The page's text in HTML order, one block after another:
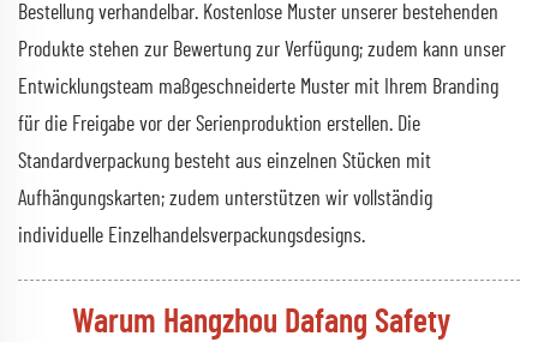
Bestellung verhandelbar. Kostenlose Muster unserer bestehenden
Produkte stehen zur Bewertung zur Verfügung; zudem kann unser
Entwicklungsteam maßgeschneiderte Muster mit Ihrem Branding
für die Freigabe vor der Serienproduktion erstellen. Die
Standardverpackung besteht aus einzelnen Stücken mit
Aufhängungskarten; zudem unterstützen wir vollständig
individuelle Einzelhandelsverpackungsdesigns.
Warum Hangzhou Dafang Safety